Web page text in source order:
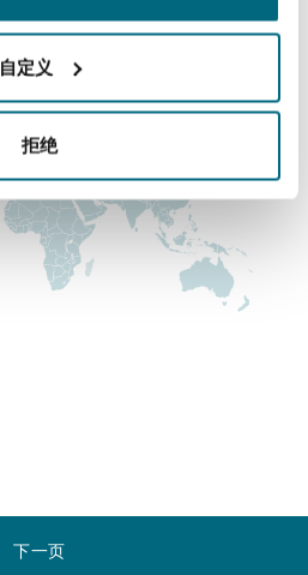
自定义
拒绝
Satellite & Space
Political Risk & Trade Credit
Product Liability & Recall
Property
下一页